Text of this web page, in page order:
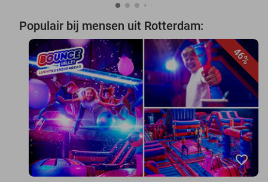
Populair bij mensen uit Rotterdam:
46%
favorite_border